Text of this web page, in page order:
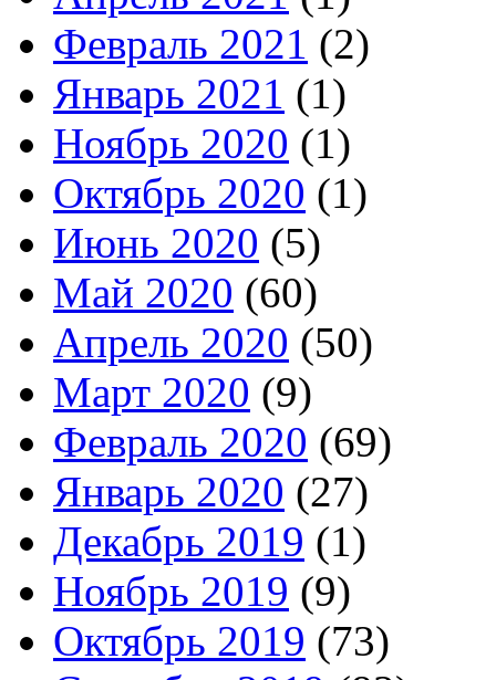
Февраль 2021 (2)
Январь 2021 (1)
Ноябрь 2020 (1)
Октябрь 2020 (1)
Июнь 2020 (5)
Май 2020 (60)
Апрель 2020 (50)
Март 2020 (9)
Февраль 2020 (69)
Январь 2020 (27)
Декабрь 2019 (1)
Ноябрь 2019 (9)
Октябрь 2019 (73)